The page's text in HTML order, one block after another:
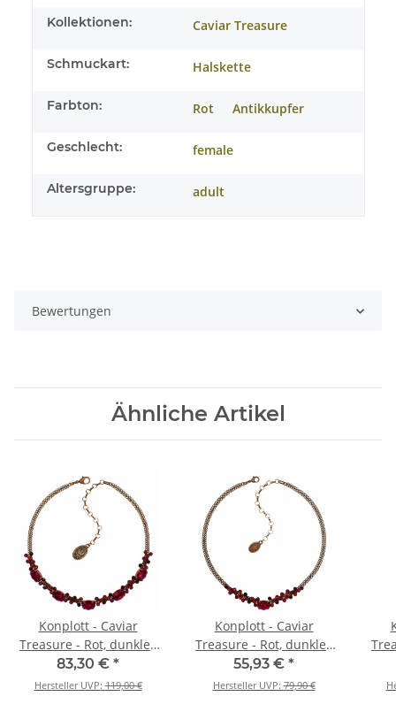
Kollektionen: Caviar Treasure
Schmuckart: Halskette
Farbton: Rot Antikkupfer
Geschlecht: female
Altersgruppe: adult
Bewertungen
Ähnliche Artikel
Konplott - Caviar
Treasure - Rot, dunkles
Antikkuppfer, Halskette
83,30 € *
Hersteller UVP:119,00 €
Konplott - Caviar
Treasure - Rot, dunkles
Antikkuppfer, Halskette
55,93 € *
Hersteller UVP:79,90 €